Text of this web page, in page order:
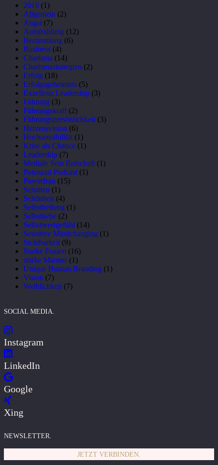
2016 (1)
Allgemein (2)
Angst (7)
Ausstrahlung (12)
Bestimmung (6)
Business (4)
Charisma (14)
Charismastrategien (2)
Erfolg (18)
Erfolgsgeheimnis (5)
Exzellenz Leadership (3)
Führung (3)
Führungskraft (2)
Führungspersönlichkeit (3)
Herzensvision (6)
Hochsensibilität (1)
Krise als Chance (1)
Leadership (7)
Mediale Sein Botschaft (1)
Potenzial Podcast (1)
Powerfrau (15)
Schatten (1)
Schönheit (4)
Selbstheilung (1)
Selbstliebe (2)
Selbstwertgefühl (14)
Sensitive Mindchanging (1)
Sichtbarkeit (9)
Starke Frauen (16)
starke Männer(1)
Unique Human Branding (1)
Vision (7)
Weiblichkeit (7)
SOCIAL MEDIA.
Instagram
LinkedIn
Google
Xing
NEWSLETTER.
JETZT VERBINDEN.